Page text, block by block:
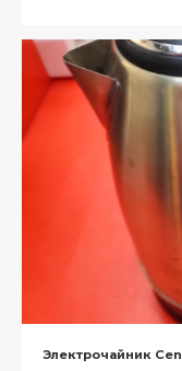
Электрочайник